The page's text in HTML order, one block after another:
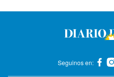
Seguinos en: